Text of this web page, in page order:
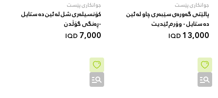
جوانکاری پێست
پالێتی گەورەی سێبەری چاو لە ئین
دە ستایل - وۆرم ئێدیت
13,000
IQD
جوانکاری پێست
کۆنسیلەری شل لە ئین دە ستایل
-ڕەنگی گۆڵدن
7,000
IQD